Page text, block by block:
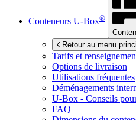
Conteneurs U-Box®
Retour au menu
Tarifs et
Options de livraison
Utilisations fréquentes
Déménagements
U-Box - Conseils
FAQ